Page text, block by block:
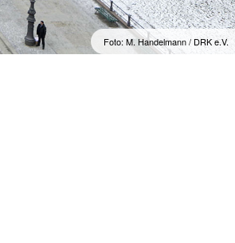
Foto: M. Handelmann / DRK e.V.